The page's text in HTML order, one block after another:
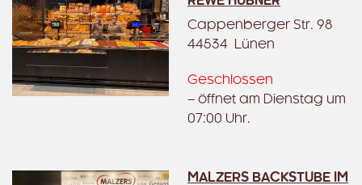
Cappenberger Str. 98
44534 Lünen
Geschlossen
– öffnet am Dienstag um
07:00 Uhr.
MALZERS BACKSTUBE IM